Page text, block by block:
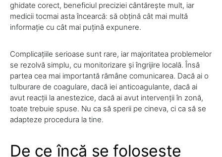
ghidate corect, beneficiul preciziei cântărește mult, iar
medicii tocmai asta încearcă: să obțină cât mai multă
informație cu cât mai puțină expunere.
Complicațiile serioase sunt rare, iar majoritatea problemelor
se rezolvă simplu, cu monitorizare și îngrijire locală. Însă
partea cea mai importantă rămâne comunicarea. Dacă ai o
tulburare de coagulare, dacă iei anticoagulante, dacă ai
avut reacții la anestezice, dacă ai avut intervenții în zonă,
toate trebuie spuse. Nu ca să sperii pe cineva, ci ca să se
adapteze procedura la tine.
De ce încă se folosește